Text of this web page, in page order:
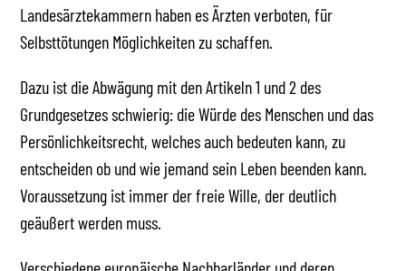
Landesärztekammern haben es Ärzten verboten, für
Selbsttötungen Möglichkeiten zu schaffen.
Dazu ist die Abwägung mit den Artikeln 1 und 2 des
Grundgesetzes schwierig: die Würde des Menschen und das
Persönlichkeitsrecht, welches auch bedeuten kann, zu
entscheiden ob und wie jemand sein Leben beenden kann.
Voraussetzung ist immer der freie Wille, der deutlich
geäußert werden muss.